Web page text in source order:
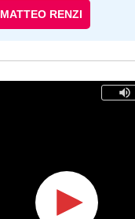
MATTEO RENZI